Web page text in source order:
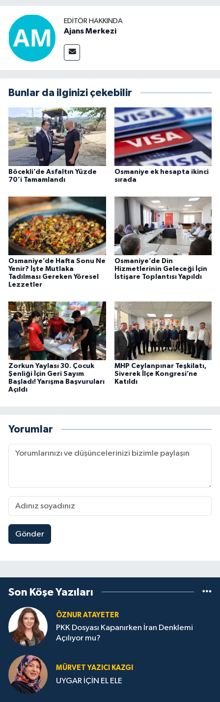
EDITÖR HAKKINDA
Ajans Merkezi
Bunlar da ilginizi çekebilir
Böcekli’de Asfaltın Yüzde
70’i Tamamlandı
Osmaniye ek hesapta ikinci
sırada
Osmaniye’de Hafta Sonu Ne
Yenir? İşte Mutlaka
Tadılması Gereken Yöresel
Lezzetler
Osmaniye’de Din
Hizmetlerinin Geleceği İçin
İstişare Toplantısı Yapıldı
Zorkun Yaylası 30. Çocuk
Şenliği İçin Geri Sayım
Başladı! Yarışma Başvuruları
Açıldı
MHP Ceylanpınar Teşkilatı,
Siverek İlçe Kongresi’ne
Katıldı
Yorumlar
Gönder
Son Köşe Yazıları
ÖZNUR ATAYETER
PKK Dosyası Kapanırken İran Denklemi
Açılıyor mu?
MÜRVET YAZICI KAZGI
UYGAR İÇİN EL ELE